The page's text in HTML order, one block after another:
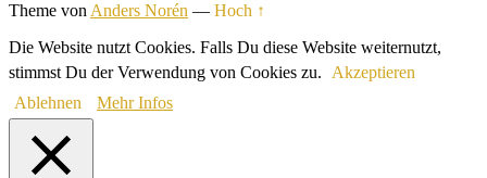
Theme von Anders Norén — Hoch ↑
Die Website nutzt Cookies. Falls Du diese Website weiternutzt,
stimmst Du der Verwendung von Cookies zu.
Akzeptieren
Ablehnen
Mehr Infos